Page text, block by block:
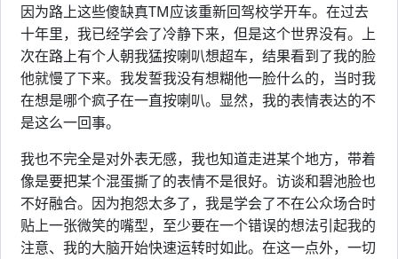
因为路上这些傻缺真TM应该重新回驾校学开车。在过去
十年里，我已经学会了冷静下来，但是这个世界没有。上
次在路上有个人朝我猛按喇叭想超车，结果看到了我的脸
他就慢了下来。我发誓我没有想糊他一脸什么的，当时我
在想是哪个疯子在一直按喇叭。显然，我的表情表达的不
是这么一回事。
我也不完全是对外表无感，我也知道走进某个地方，带着
像是要把某个混蛋撕了的表情不是很好。访谈和碧池脸也
不好融合。因为抱怨太多了，我是学会了不在公众场合时
贴上一张微笑的嘴型，至少要在一个错误的想法引起我的
注意、我的大脑开始快速运转时如此。在这一点外，一切